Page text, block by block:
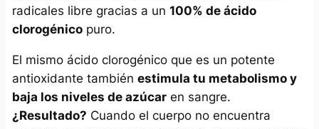
radicales libre gracias a un 100% de ácido
clorogénicopuro.
El mismo ácido clorogénico que es un potente
antioxidante también estimula tu metabolismo y
baja los niveles de azúcaren sangre.
¿Resultado? Cuando el cuerpo no encuentra